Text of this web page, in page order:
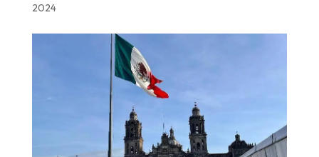
2024